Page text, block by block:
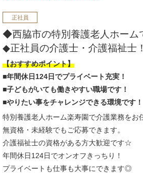
正社員
◆西脇市の特別養護老人ホーム
◆正社員の介護士・介護福祉士！
【おすすめポイント】
■年間休日124日でプライベート充実！
■子どもがいても働きやすい職場です ！
■やりたい事をチャレンジできる環境です！
特別養護老人ホーム楽寿園で介護業務をお
無資格・未経験でもご応募できます。
介護福祉士の資格がある方大歓迎です☆
年間休日124日でオンオフきっちり！
プライベートも仕事も大事にできます◎